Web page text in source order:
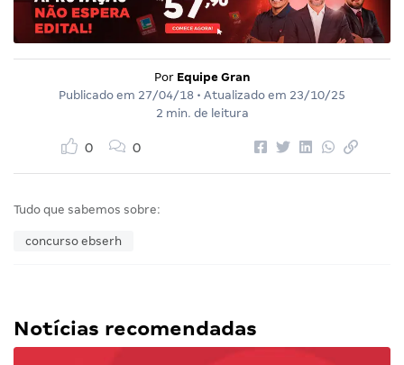
Por Equipe Gran
Publicado em 27/04/18 • Atualizado em 23/10/25
2 min. de leitura
0 0
Tudo que sabemos sobre:
concurso ebserh
Notícias recomendadas